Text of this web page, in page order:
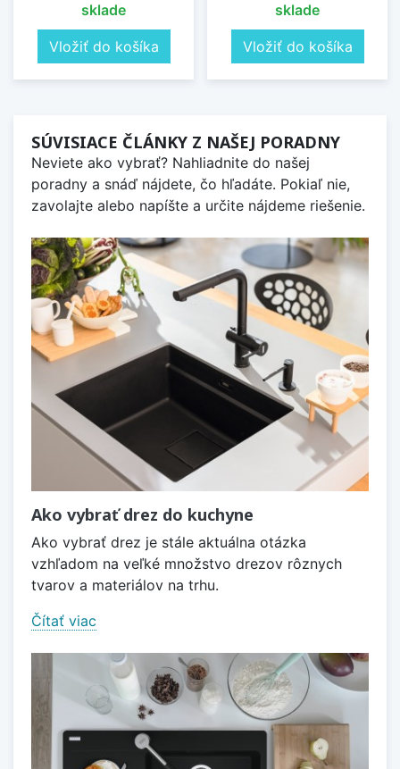
sklade
Vložiť do košíka
sklade
Vložiť do košíka
SÚVISIACE ČLÁNKY Z NAŠEJ PORADNY
Neviete ako vybrať? Nahliadnite do našej
poradny a snáď nájdete, čo hľadáte. Pokiaľ nie,
zavolajte alebo napíšte a určite nájdeme riešenie.
Ako vybrať drez do kuchyne
Ako vybrať drez je stále aktuálna otázka
vzhľadom na veľké množstvo drezov rôznych
tvarov a materiálov na trhu.
Čítať viac